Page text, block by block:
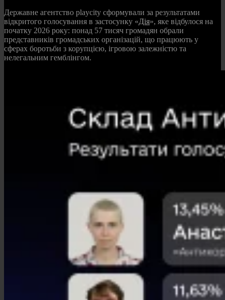
Державне агентство playcity сформували за результатами
відкритого голосування в застосунку «Дія», яке відбулося на
початку 2026 року: понад 57 тисяч громадян обрали
представників громадських організацій, що працюють у
сферах боротьби з корупцією, ігровою залежністю та
нелегальним гемблінгом.